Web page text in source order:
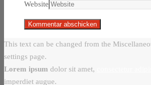
Website
This text can be changed from the
settings page.
Lorem ipsum dolor sit amet,
imperdiet augue.